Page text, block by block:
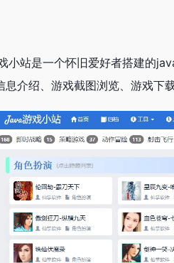
小站是一个怀旧爱好者搭建的
息介绍、游戏截图浏览、游戏下